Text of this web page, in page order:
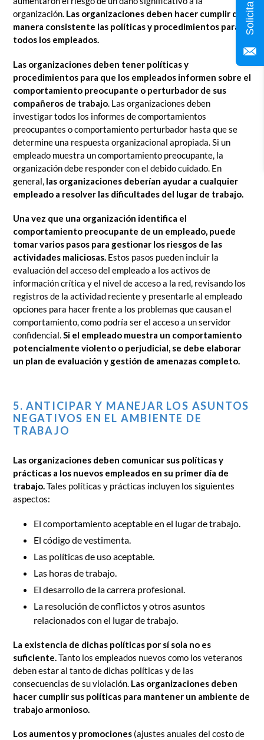
organización. Las organizaciones deben hacer cumplir de
manera consistente las políticas y procedimientos para
todos los empleados.
Las organizaciones deben tener políticas y
procedimientos para que los empleados informen sobre el
comportamiento preocupante o perturbador de sus
compañeros de trabajo. Las organizaciones deben
investigar todos los informes de comportamientos
preocupantes o comportamiento perturbador hasta que se
determine una respuesta organizacional apropiada. Si un
empleado muestra un comportamiento preocupante, la
organización debe responder con el debido cuidado. En
general, las organizaciones deberían ayudar a cualquier
empleado a resolver las dificultades del lugar de trabajo.
Una vez que una organización identifica el
comportamiento preocupante de un empleado, puede
tomar varios pasos para gestionar los riesgos de las
actividades maliciosas. Estos pasos pueden incluir la
evaluación del acceso del empleado a los activos de
información crítica y el nivel de acceso a la red, revisando los
registros de la actividad reciente y presentarle al empleado
opciones para hacer frente a los problemas que causan el
comportamiento, como podría ser el acceso a un servidor
confidencial.Si el empleado muestra un comportamiento
potencialmente violento o perjudicial, se debe elaborar
un plan de evaluación y gestión de amenazas completo.
5. ANTICIPAR Y MANEJAR LOS ASUNTOS
NEGATIVOS EN EL AMBIENTE DE
TRABAJO
Las organizaciones deben comunicar sus políticas y
prácticas a los nuevos empleados en su primer día de
trabajo.Tales políticas y prácticas incluyen los siguientes
aspectos:
El comportamiento aceptable en el lugar de trabajo.
El código de vestimenta.
Las políticas de uso aceptable.
Las horas de trabajo.
El desarrollo de la carrera profesional.
La resolución de conflictos y otros asuntos
relacionados con el lugar de trabajo.
La existencia de dichas políticas por sí sola no es
suficiente.Tanto los empleados nuevos como los veteranos
deben estar al tanto de dichas políticas y de las
consecuencias de su violación. Las organizaciones deben
hacer cumplir sus políticas para mantener un ambiente de
trabajo armonioso.
Los aumentos y promociones (ajustes anuales del costo de